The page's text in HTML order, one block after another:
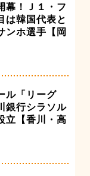
幕！Ｊ１・フ
韓国代表と
ンホ選手【岡
ル「リーグ
銀行シラソル
立【香川・高